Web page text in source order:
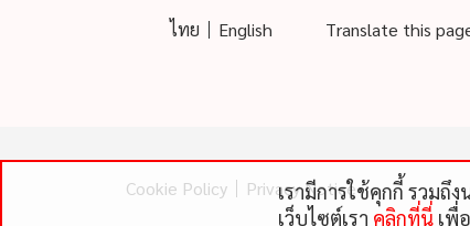
ไทย English Translate this
Cookie Policy Privacy Notice
เรามีการใช้คุกกี้ รวม
เว็บไซต์เรา คลิกที่นี่เพื่